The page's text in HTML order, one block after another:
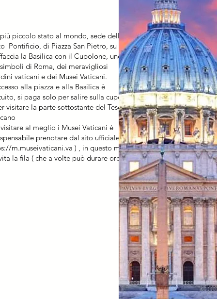
piccolo stato al mondo, sede dello
Pontificio, di Piazza San Pietro, su cui
la Basilica con il Cupolone, uno
di Roma, dei meravigliosi
vaticani e dei Musei Vaticani.
alla piazza e alla Basilica è
si paga solo per salire sulla cupola
visitare la parte sottostante del Tesoro
al meglio i Musei Vaticani è
prenotare dal sito ufficiale (
m.museivaticani.va ) , in questo modo
la fila ( che a volte può durare ore ).